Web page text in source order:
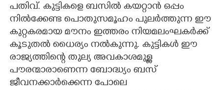
പതിവ്. കുട്ടികളെ ബസിൽ കയറ്റാൻ ഒപ്പം
നിൽക്കേണ്ട പൊതുസമൂഹം പുലർത്തുന്ന ഈ
കുറ്റകരമായ മൗനം ഇത്തരം നിയമലംഘകർക്ക്
കൂടുതൽ ധൈര്യം നൽകുന്നു. കുട്ടികൾ ഈ
രാജ്യത്തിന്റെ തുല്യ അവകാശമുള്ള
പൗരന്മാരാണെന്ന ബോദ്ധ്യം ബസ്
ജീവനക്കാർക്കെന്ന പോലെ